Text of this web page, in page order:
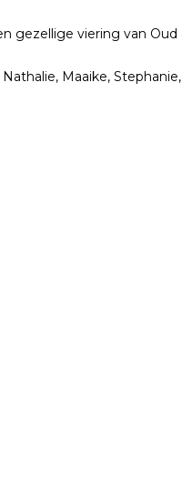
gezellige viering van Oud
Maaike,